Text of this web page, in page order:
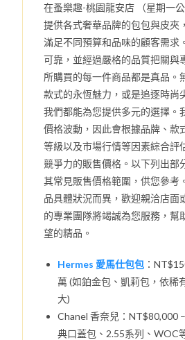
在蚤樂趣-桃園龍安店 （星期一
提供各式奢華品牌的包包與皮夾
滿足不同預算和品味的顧客需求
可靠，並經過嚴格的品質把關與
所購買的每一件商品都是真品。
款式的永恆魅力，或是追逐時尚
我們都能為您提供多元的選擇。
價格波動，因此會根據品牌、款
等級以及市場行情等因素綜合評
競爭力的販售價格。以下列出部
其常見販售價格範圍，供您參考
品具體狀況而異，歡迎親洽店面
的專業團隊將竭誠為您服務，幫
望的精品。
Hermes 愛馬仕包包 ：
萬 (如鉑金包、凱莉包，依稀
大)
Chanel 香奈兒：NT$80,000
典口蓋包、2.55系列、WOC